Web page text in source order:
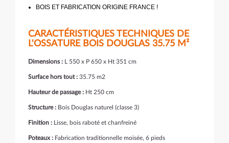
BOIS ET FABRICATION ORIGINE FRANCE !
CARACTÉRISTIQUES TECHNIQUES DE
L'OSSATURE BOIS DOUGLAS 35.75 M²
Dimensions : L 550 x P 650 x Ht 351 cm
Surface hors tout : 35.75 m2
Hauteur de passage : Ht 250 cm
Structure : Bois Douglas naturel (classe 3)
Finition : Lisse, bois raboté et chanfreiné
Poteaux : Fabrication traditionnelle moisée, 6 pieds